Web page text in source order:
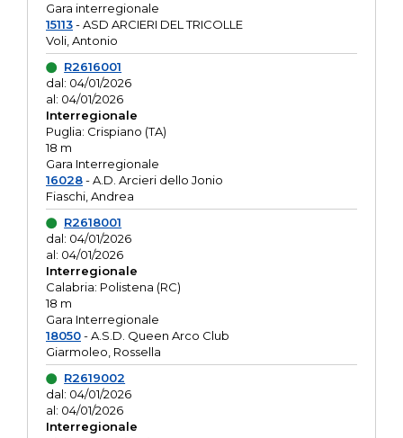
Gara interregionale
15113- ASD ARCIERI DEL TRICOLLE
Voli, Antonio
R2616001
dal: 04/01/2026
al: 04/01/2026
Interregionale
Puglia: Crispiano (TA)
18 m
Gara Interregionale
16028- A.D. Arcieri dello Jonio
Fiaschi, Andrea
R2618001
dal: 04/01/2026
al: 04/01/2026
Interregionale
Calabria: Polistena (RC)
18 m
Gara Interregionale
18050- A.S.D. Queen Arco Club
Giarmoleo, Rossella
R2619002
dal: 04/01/2026
al: 04/01/2026
Interregionale